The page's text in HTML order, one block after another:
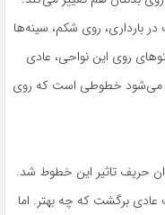
بارداری، روی شکم، سینه‌ها
روی این نواحی، عادی
می‌شود خطوطی است که روی
حریف تاثیر این خطوط شد.
عادی برگشت که چه بهتر. اما